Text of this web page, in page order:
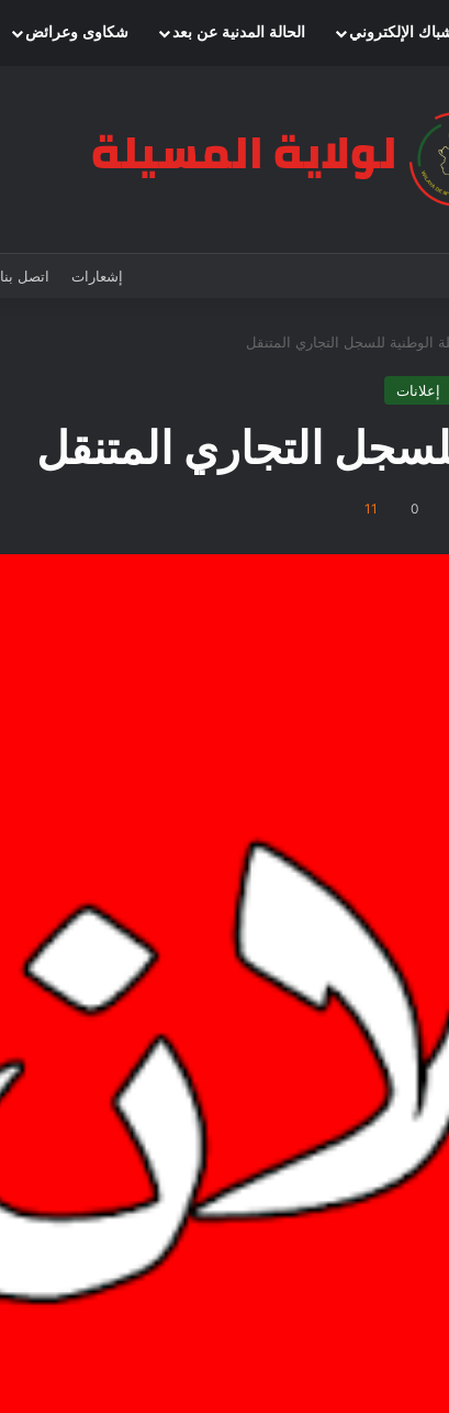
الإلكتروني الحالة المدنية عن بعد شكاوى وعرائض
إشعارات اتصل بنا
الوطنية للسجل التجاري المتنقل
إعلانات
التجاري المتنقل
0
11